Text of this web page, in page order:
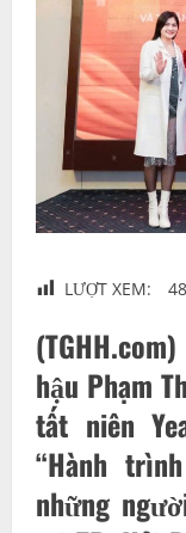
LƯỢT XEM:
hậu Phạm
tất niên
“Hành
những